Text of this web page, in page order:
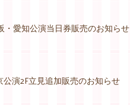
・愛知公演当日券販売のお知らせ
公演2F立見追加販売のお知らせ